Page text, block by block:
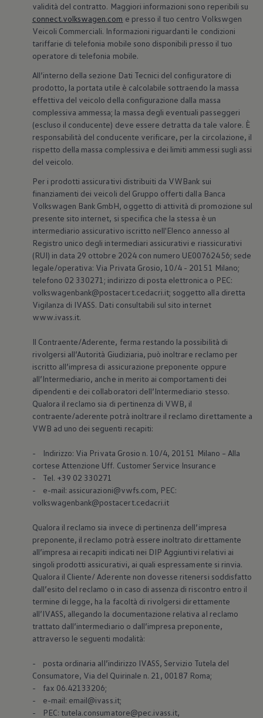
validità del contratto. Maggiori informazioni sono reperibili su
connect.volkswagen.com e presso il tuo centro Volkswgen
Veicoli Commerciali. Informazioni riguardanti le condizioni
tariffarie di telefonia mobile sono disponibili presso il tuo
operatore di telefonia mobile.
All’interno della sezione Dati Tecnici del configuratore di
prodotto, la portata utile è calcolabile sottraendo la massa
effettiva del veicolo della configurazione dalla massa
complessiva ammessa; la massa degli eventuali passeggeri
(escluso il conducente) deve essere detratta da tale valore. È
responsabilità del conducente verificare, per la circolazione, il
rispetto della massa complessiva e dei limiti ammessi sugli assi
del veicolo.
Per i prodotti assicurativi distribuiti da VWBank sui
finanziamenti dei veicoli del Gruppo offerti dalla Banca
Volkswagen Bank GmbH, oggetto di attività di promozione sul
presente sito internet, si specifica che la stessa è un
intermediario assicurativo iscritto nell'Elenco annesso al
Registro unico degli intermediari assicurativi e riassicurativi
(RUI) in data 29 ottobre 2024 con numero UE00762456; sede
legale/operativa: Via Privata Grosio, 10/4 - 20151 Milano;
telefono 02 330271; indirizzo di posta elettronica o PEC:
volkswagenbank@postacert.cedacri.it; soggetto alla diretta
Vigilanza di IVASS. Dati consultabili sul sito internet
www.ivass.it.
Il Contraente/Aderente, ferma restando la possibilità di
rivolgersi all’Autorità Giudiziaria, può inoltrare reclamo per
iscritto all’impresa di assicurazione preponente oppure
all’Intermediario, anche in merito ai comportamenti dei
dipendenti e dei collaboratori dell’Intermediario stesso.
Qualora il reclamo sia di pertinenza di VWB, il
contraente/aderente potrà inoltrare il reclamo direttamente a
VWB ad uno dei seguenti recapiti:
- Indirizzo: Via Privata Grosio n. 10/4, 20151 Milano – Alla
cortese Attenzione Uff. Customer Service Insurance
- Tel. +39 02 330271
- e-mail: assicurazioni@vwfs.com, PEC:
volkswagenbank@postacert.cedacri.it
Qualora il reclamo sia invece di pertinenza dell’impresa
preponente, il reclamo potrà essere inoltrato direttamente
all’impresa ai recapiti indicati nei DIP Aggiuntivi relativi ai
singoli prodotti assicurativi, ai quali espressamente si rinvia.
Qualora il Cliente/ Aderente non dovesse ritenersi soddisfatto
dall’esito del reclamo o in caso di assenza di riscontro entro il
termine di legge, ha la facoltà di rivolgersi direttamente
all’IVASS, allegando la documentazione relativa al reclamo
trattato dall’intermediario o dall’impresa preponente,
attraverso le seguenti modalità:
- posta ordinaria all’indirizzo IVASS, Servizio Tutela del
Consumatore, Via del Quirinale n. 21, 00187 Roma;
- fax 06.42133206;
- e-mail: email@ivass.it;
- PEC: tutela.consumatore@pec.ivass.it,